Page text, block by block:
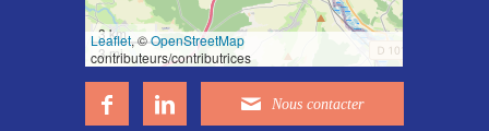
3 km
3 mi
Leaflet, ©OpenStreetMap
contributeurs/contributrices